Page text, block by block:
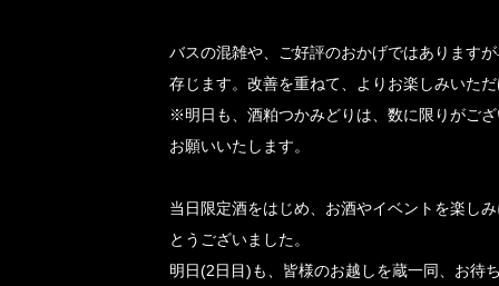
バスの混雑や、ご好評のおかげではあります
存じます。改善を重ねて、よりお楽しみいた
※明日も、酒粕つかみどりは、数に限りがご
お願いいたします。
当日限定酒をはじめ、お酒やイベントを楽し
とうございました。
明日(2日目)も、皆様のお越しを蔵一同、お待